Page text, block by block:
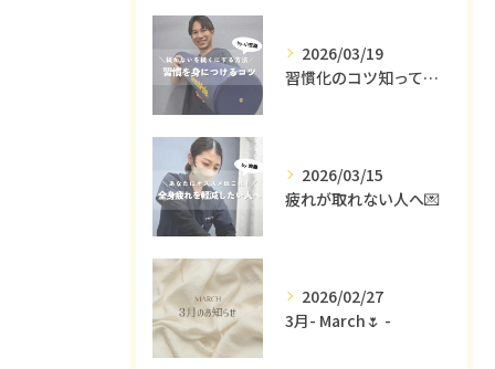
2026/03/19
習慣化のコツ知ってる😳？
2026/03/15
疲れが取れない人へ💌
2026/02/27
3月- March🌷 -